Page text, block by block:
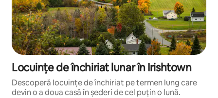
Locuințe de închiriat lunar în Irishtown
Descoperă locuințe de închiriat pe termen lung care
devin o a doua casă în șederi de cel puțin o lună.